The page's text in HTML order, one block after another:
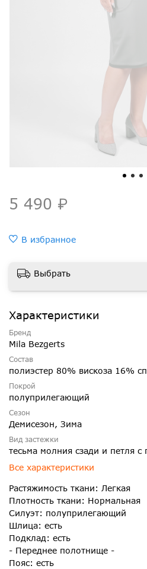
5 490 ₽
В избранное
Выбрать
Характеристики
Бренд
Mila Bezgerts
Состав
полиэстер 80% вискоза 16%
Покрой
полуприлегающий
Сезон
Демисезон, Зима
Вид застежки
тесьма молния сзади и петля с
Все характеристики
Растяжимость ткани: Легкая
Плотность ткани: Нормальная
Силуэт: полуприлегающий
Шлица: есть
Подклад: есть
- Переднее полотнище -
Пояс: есть